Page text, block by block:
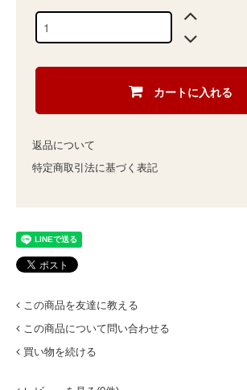
カートに入れる
返品について
特定商取引法に基づく表記
この商品を友達に教える
この商品について問い合わせる
買い物を続ける